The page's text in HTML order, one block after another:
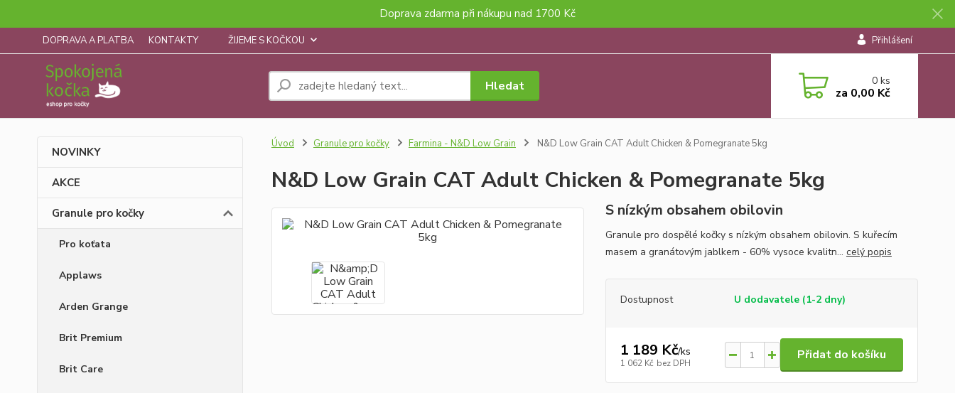
Doprava zdarma při nákupu nad 1700 Kč
DOPRAVA A PLATBA KONTAKTY ŽIJEME S KOČKOU Přihlášení
Hledat 0ks
za 0,00 Kč
NOVINKY
AKCE
Granule pro kočky
Pro koťata
Applaws
Arden Grange
Brit Premium
Brit Care
Úvod Granule pro kočky Farmina - N&D Low Grain N&D Low Grain CAT Adult Chicken & Pomegranate 5kg
N&D Low Grain CAT Adult Chicken & Pomegranate 5kg
S nízkým obsahem obilovin
Granule pro dospělé kočky s nízkým obsahem obilovin. S kuřecím
masem a granátovým jablkem - 60% vysoce kvalitn... celý popis
Dostupnost U dodavatele (1-2 dny)
1 189 Kč/ks
1 062 Kč bez DPH
Přidat do košíku